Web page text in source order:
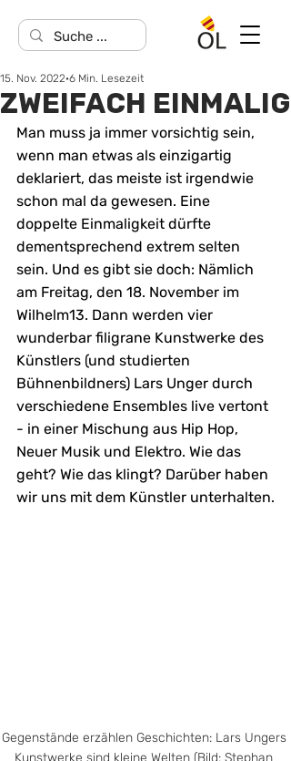
ZWEIFACH EINMALIG
15. Nov. 2022 6 Min. Lesezeit
Man muss ja immer vorsichtig sein,
wenn man etwas als einzigartig
deklariert, das meiste ist irgendwie
schon mal da gewesen. Eine
doppelte Einmaligkeit dürfte
dementsprechend extrem selten
sein. Und es gibt sie doch: Nämlich
am Freitag, den 18. November im
Wilhelm13. Dann werden vier
wunderbar filigrane Kunstwerke des
Künstlers (und studierten
Bühnenbildners) Lars Unger durch
verschiedene Ensembles live vertont
- in einer Mischung aus Hip Hop,
Neuer Musik und Elektro. Wie das
geht? Wie das klingt? Darüber haben
wir uns mit dem Künstler unterhalten.
Gegenstände erzählen Geschichten: Lars Ungers
Kunstwerke sind kleine Welten (Bild: Stephan